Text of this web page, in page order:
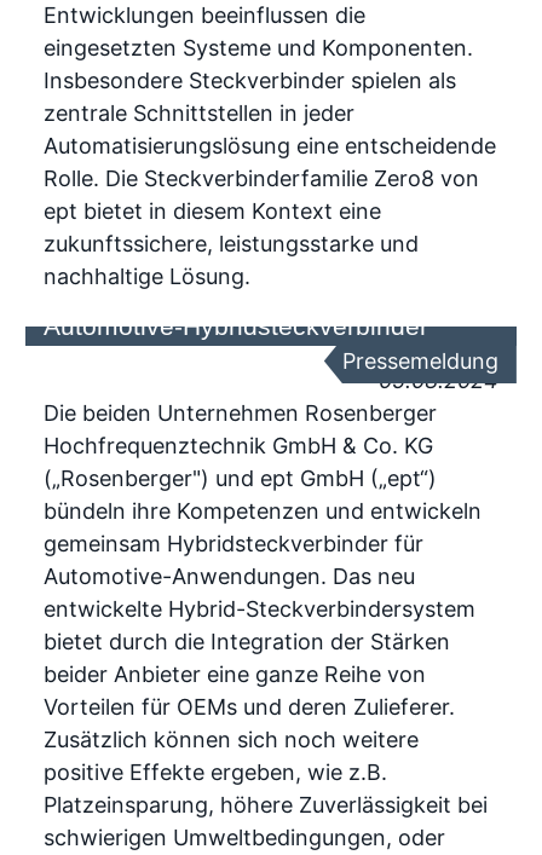
Entwicklungen beeinflussen die
eingesetzten Systeme und Komponenten.
Insbesondere Steckverbinder spielen als
zentrale Schnittstellen in jeder
Automatisierungslösung eine entscheidende
Rolle. Die Steckverbinderfamilie Zero8 von
ept bietet in diesem Kontext eine
zukunftssichere, leistungsstarke und
nachhaltige Lösung.
Automotive-Hybridsteckverbinder
Pressemeldung
05.08.2024
Die beiden Unternehmen Rosenberger
Hochfrequenztechnik GmbH & Co. KG
(„Rosenberger") und ept GmbH („ept“)
bündeln ihre Kompetenzen und entwickeln
gemeinsam Hybridsteckverbinder für
Automotive-Anwendungen. Das neu
entwickelte Hybrid-Steckverbindersystem
bietet durch die Integration der Stärken
beider Anbieter eine ganze Reihe von
Vorteilen für OEMs und deren Zulieferer.
Zusätzlich können sich noch weitere
positive Effekte ergeben, wie z.B.
Platzeinsparung, höhere Zuverlässigkeit bei
schwierigen Umweltbedingungen, oder